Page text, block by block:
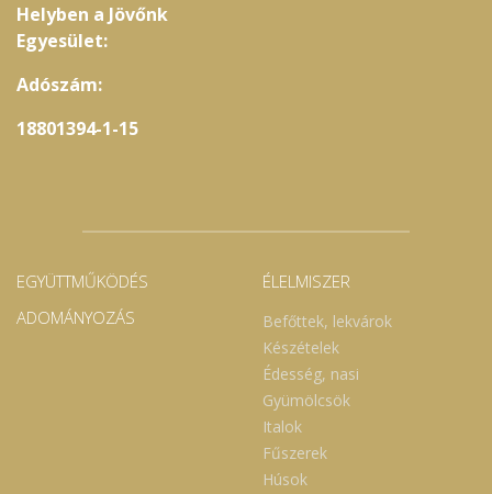
Helyben a Jövőnk
Egyesület:
Adószám:
18801394-1-15
EGYÜTTMŰKÖDÉS
ADOMÁNYOZÁS
ÉLELMISZER
Befőttek, lekvárok
Készételek
Édesség, nasi
Gyümölcsök
Italok
Fűszerek
Húsok